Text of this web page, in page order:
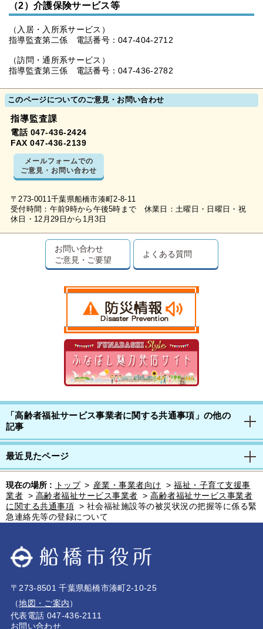
（2）介護保険サービス等
（入居・入所系サービス）
指導監査第二係 電話番号：047-404-2712
（訪問・通所系サービス）
指導監査第三係 電話番号：047-436-2782
このページについてのご意見・お問い合わせ
指導監査課
電話 047-436-2424
FAX 047-436-2139
メールフォームでの
ご意見・お問い合わせ
〒273-0011千葉県船橋市湊町2-8-11
受付時間：午前9時から午後5時まで 休業日：土曜日・日曜日・祝
休日・12月29日から1月3日
お問い合わせ
ご意見・ご要望
よくある質問
「高齢者福祉サービス事業者に関する共通事項」の他の
記事
最近見たページ
現在の場所 : トップ > 産業・事業者向け > 福祉・子育て支援事
業者 > 高齢者福祉サービス事業者 > 高齢者福祉サービス事業者
に関する共通事項 > 社会福祉施設等の被災状況の把握等に係る緊
急連絡先等の登録について
〒273-8501 千葉県船橋市湊町2-10-25
（地図・ご案内）
代表電話 047-436-2111
お問い合わせ